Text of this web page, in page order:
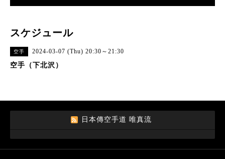
スケジュール
空手 2024-03-07 (Thu) 20:30～21:30
空手（下北沢）
日本傳空手道 唯真流